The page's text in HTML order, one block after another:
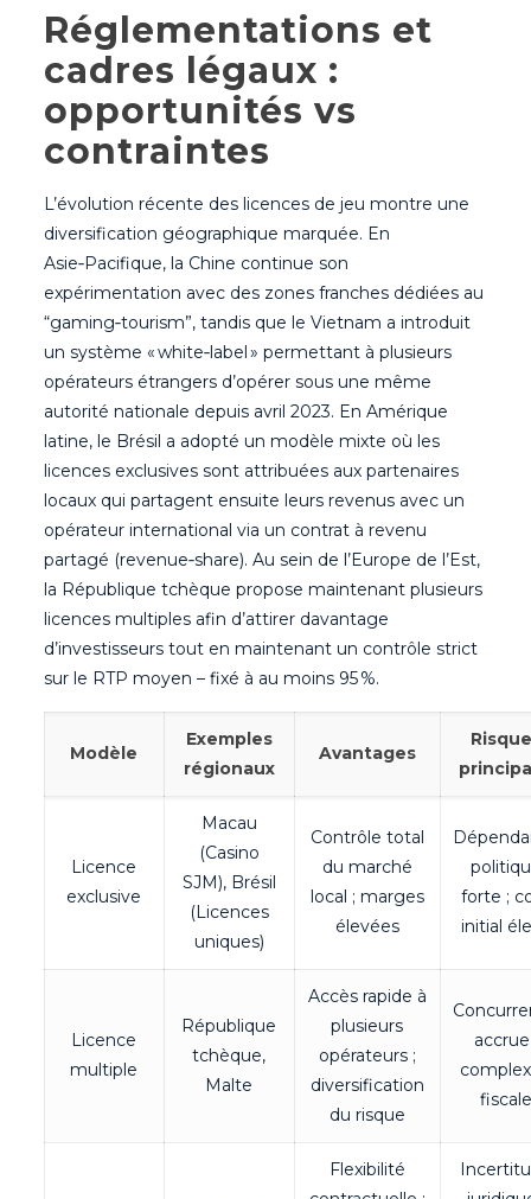
Réglementations et
cadres légaux :
opportunités vs
contraintes
L’évolution récente des licences de jeu montre une
diversification géographique marquée. En
Asie‑Pacifique, la Chine continue son
expérimentation avec des zones franches dédiées au
“gaming‑tourism”, tandis que le Vietnam a introduit
un système « white‑label » permettant à plusieurs
opérateurs étrangers d’opérer sous une même
autorité nationale depuis avril 2023. En Amérique
latine, le Brésil a adopté un modèle mixte où les
licences exclusives sont attribuées aux partenaires
locaux qui partagent ensuite leurs revenus avec un
opérateur international via un contrat à revenu
partagé (revenue‑share). Au sein de l’Europe de l’Est,
la République tchèque propose maintenant plusieurs
licences multiples afin d’attirer davantage
d’investisseurs tout en maintenant un contrôle strict
sur le RTP moyen – fixé à au moins 95 %.
Modèle
Exemples
régionaux
Avantages
Licence
exclusive
Macau
(Casino
SJM), Brésil
(Licences
uniques)
Contrôle total
du marché
local ; marges
élevées
forte ;
initial
Licence
multiple
République
tchèque,
Malte
Accès rapide à
plusieurs
opérateurs ;
diversification
du risque
Flexibilité